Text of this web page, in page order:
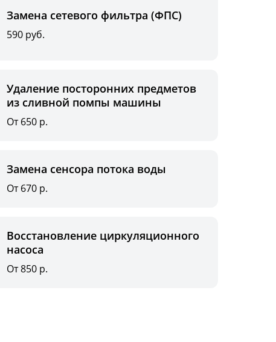
Замена сетевого фильтра (ФПС)
590 руб.
Удаление посторонних предметов
из сливной помпы машины
От 650 р.
Замена сенсора потока воды
От 670 р.
Восстановление циркуляционного
насоса
От 850 р.